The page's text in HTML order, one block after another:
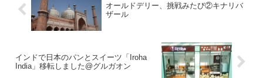
オールドデリー、挑戦みたび②キナリバ
ザール
インドで日本のパンとスイーツ「Iroha
India」移転しました@グルガオン